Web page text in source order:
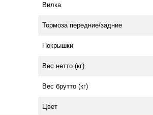
Вилка
Тормоза передние/задние
Покрышки
Вес нетто (кг)
Вес брутто (кг)
Цвет